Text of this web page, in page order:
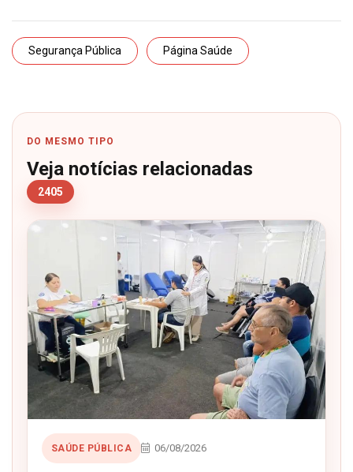
Segurança Pública Página Saúde
DO MESMO TIPO
Veja notícias relacionadas
2405
SAÚDE PÚBLICA 06/08/2026